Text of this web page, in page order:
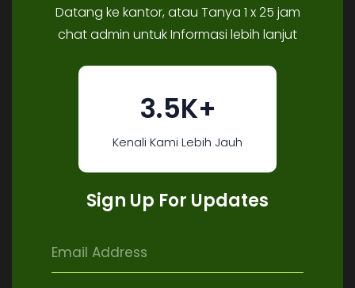
Datang ke kantor, atau Tanya 1 x 25 jam
chat admin untuk Informasi lebih lanjut
3.5K+
Kenali Kami Lebih Jauh
Sign Up For Updates